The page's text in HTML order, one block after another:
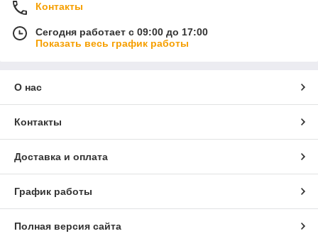
Контакты
Сегодня работает с 09:00 до 17:00
Показать весь график работы
О нас
Контакты
Доставка и оплата
График работы
Полная версия сайта